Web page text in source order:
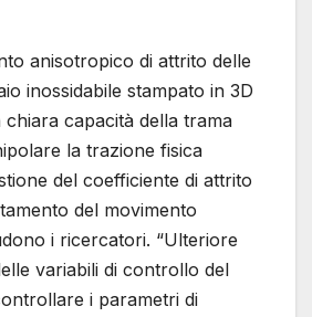
anisotropico di attrito delle
inossidabile stampato in 3D
capacità della trama
la trazione fisica
del coefficiente di attrito
del movimento
i ricercatori. “Ulteriore
variabili di controllo del
i parametri di